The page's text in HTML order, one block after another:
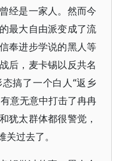
经是一家人。然而今
最大自由派变成了流
奉进步学说的黑人等
后，麦卡锡以反共名
搞了一个白人“返乡
意无意中打击了冉冉
犹太群体都很警觉，
过去了。